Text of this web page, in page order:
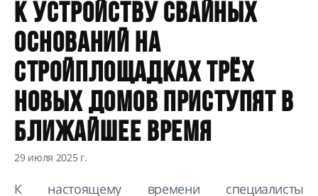
К УСТРОЙСТВУ СВАЙНЫХ
ОСНОВАНИЙ НА
СТРОЙПЛОЩАДКАХ ТРЁХ
НОВЫХ ДОМОВ ПРИСТУПЯТ В
БЛИЖАЙШЕЕ ВРЕМЯ
29 июля 2025 г.
К настоящему времени специалисты